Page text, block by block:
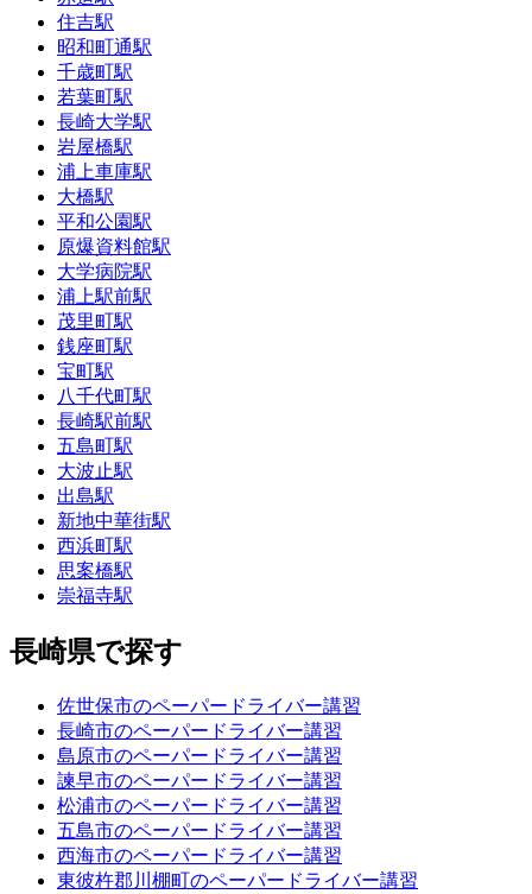
住吉駅
昭和町通駅
千歳町駅
若葉町駅
長崎大学駅
岩屋橋駅
浦上車庫駅
大橋駅
平和公園駅
原爆資料館駅
大学病院駅
浦上駅前駅
茂里町駅
銭座町駅
宝町駅
八千代町駅
長崎駅前駅
五島町駅
大波止駅
出島駅
新地中華街駅
西浜町駅
思案橋駅
崇福寺駅
長崎県で探す
佐世保市のペーパードライバー講習
長崎市のペーパードライバー講習
島原市のペーパードライバー講習
諫早市のペーパードライバー講習
松浦市のペーパードライバー講習
五島市のペーパードライバー講習
西海市のペーパードライバー講習
東彼杵郡川棚町のペーパードライバー講習